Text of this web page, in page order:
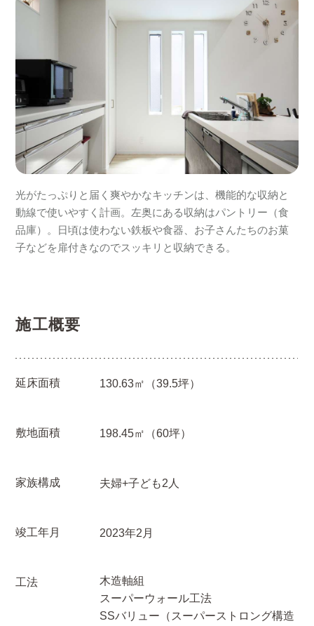
光がたっぷりと届く爽やかなキッチンは、機能的な収納と
動線で使いやすく計画。左奥にある収納はパントリー（食
品庫）。日頃は使わない鉄板や食器、お子さんたちのお菓
子などを扉付きなのでスッキリと収納できる。
施工概要
延床面積 130.63㎡（39.5坪）
敷地面積 198.45㎡（60坪）
家族構成 夫婦+子ども2人
竣工年月 2023年2月
工法
木造軸組
スーパーウォール工法
SSバリュー（スーパーストロング構造